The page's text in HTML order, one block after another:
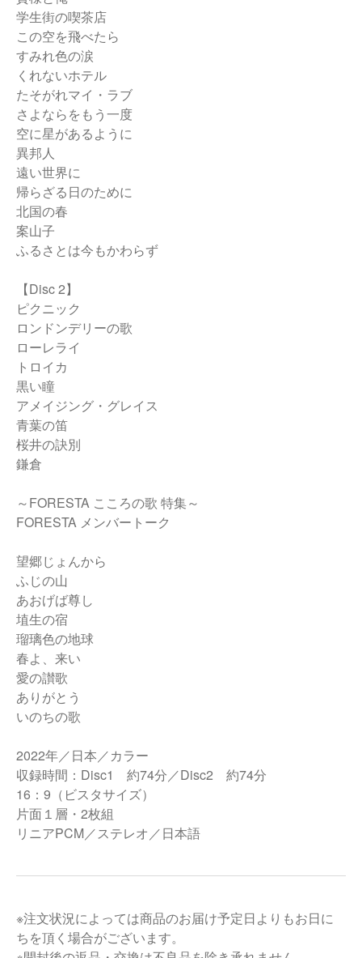
学生街の喫茶店
この空を飛べたら
すみれ色の涙
くれないホテル
たそがれマイ・ラブ
さよならをもう一度
空に星があるように
異邦人
遠い世界に
帰らざる日のために
北国の春
案山子
ふるさとは今もかわらず
【Disc 2】
ピクニック
ロンドンデリーの歌
ローレライ
トロイカ
黒い瞳
アメイジング・グレイス
青葉の笛
桜井の訣別
鎌倉
～FORESTA こころの歌 特集～
FORESTA メンバートーク
望郷じょんから
ふじの山
あおげば尊し
埴生の宿
瑠璃色の地球
春よ、来い
愛の讃歌
ありがとう
いのちの歌
2022年／日本／カラー
収録時間：Disc1 約74分／Disc2 約74分
16：9（ビスタサイズ）
片面１層・2枚組
リニアPCM／ステレオ／日本語
※注文状況によっては商品のお届け予定日よりもお日に
ちを頂く場合がございます。